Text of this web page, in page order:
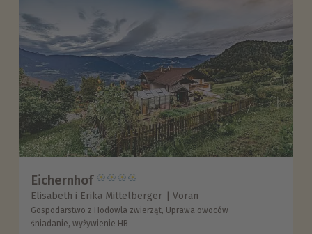
Eichernhof
Elisabeth i Erika Mittelberger Vöran
Gospodarstwo z Hodowla zwierząt, Uprawa owoców
śniadanie, wyżywienie HB